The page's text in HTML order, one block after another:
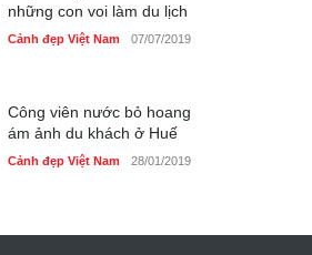
những con voi làm du lịch
Cảnh đẹp Việt Nam 07/07/2019
Công viên nước bỏ hoang
ám ảnh du khách ở Huế
Cảnh đẹp Việt Nam 28/01/2019